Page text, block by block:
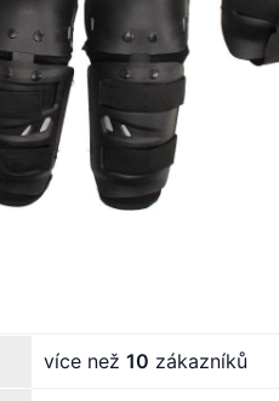
více než10 zákazníků